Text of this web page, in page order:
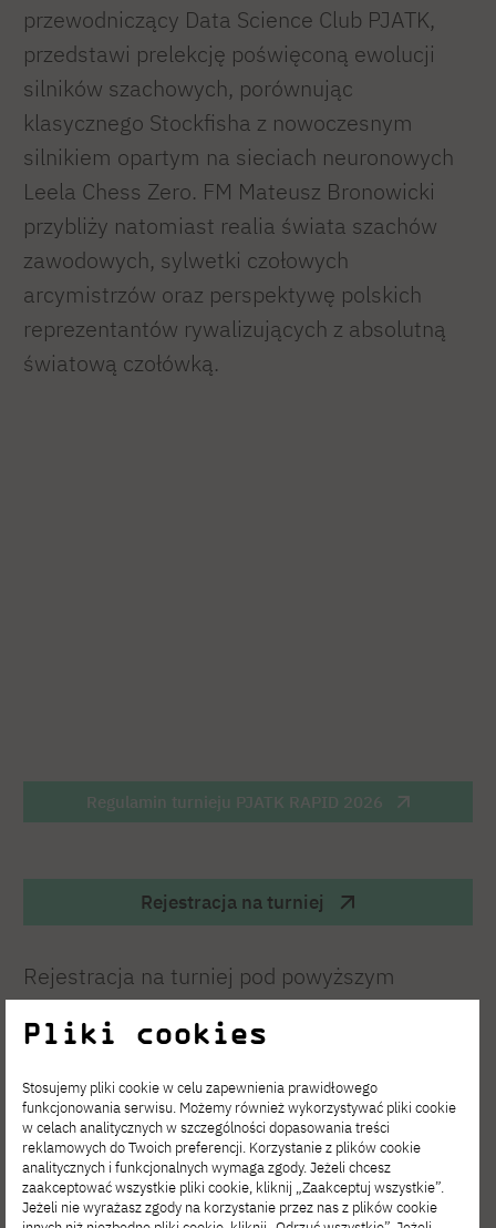
przewodniczący Data Science Club PJATK,
przedstawi prelekcję poświęconą ewolucji
silników szachowych, porównując
klasycznego Stockfisha z nowoczesnym
silnikiem opartym na sieciach neuronowych
Leela Chess Zero. FM Mateusz Bronowicki
przybliży natomiast realia świata szachów
zawodowych, sylwetki czołowych
arcymistrzów oraz perspektywę polskich
reprezentantów rywalizujących z absolutną
światową czołówką.
Regulamin turnieju PJATK RAPID 2026
Rejestracja na turniej
Rejestracja na turniej pod powyższym
przeznaczone jest na pulę nagród. Liczba
miejsc jest ograniczona.
Pliki cookies
Stosujemy pliki cookie w celu zapewnienia prawidłowego
funkcjonowania serwisu. Możemy również wykorzystywać pliki cookie
w celach analitycznych w szczególności dopasowania treści
reklamowych do Twoich preferencji. Korzystanie z plików cookie
analitycznych i funkcjonalnych wymaga zgody. Jeżeli chcesz
zaakceptować wszystkie pliki cookie, kliknij „Zaakceptuj wszystkie”.
Jeżeli nie wyrażasz zgody na korzystanie przez nas z plików cookie